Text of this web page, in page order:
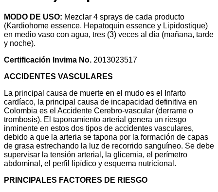
MODO DE USO: Mezclar 4 sprays de cada producto
(Kardiohome essence, Hepatoquin essence y Lipidostique)
en medio vaso con agua, tres (3) veces al día (mañana, tarde
y noche).
Certificación Invima No. 2013023517
ACCIDENTES VASCULARES
La principal causa de muerte en el mudo es el Infarto
cardíaco, la principal causa de incapacidad definitiva en
Colombia es el Accidente Cerebro-vascular (derrame o
trombosis). El taponamiento arterial genera un riesgo
inminente en estos dos tipos de accidentes vasculares,
debido a que la arteria se tapona por la formación de capas
de grasa estrechando la luz de recorrido sanguíneo. Se debe
supervisar la tensión arterial, la glicemia, el perímetro
abdominal, el perfil lipídico y esquema nutricional.
PRINCIPALES FACTORES DE RIESGO